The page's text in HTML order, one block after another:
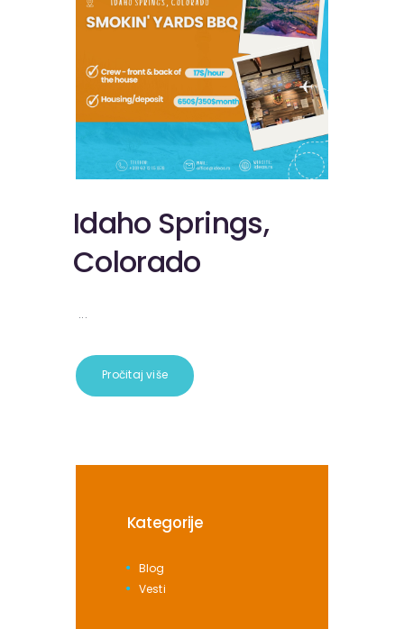
Idaho Springs,
Colorado
...
Pročitaj više
Kategorije
Blog
Vesti